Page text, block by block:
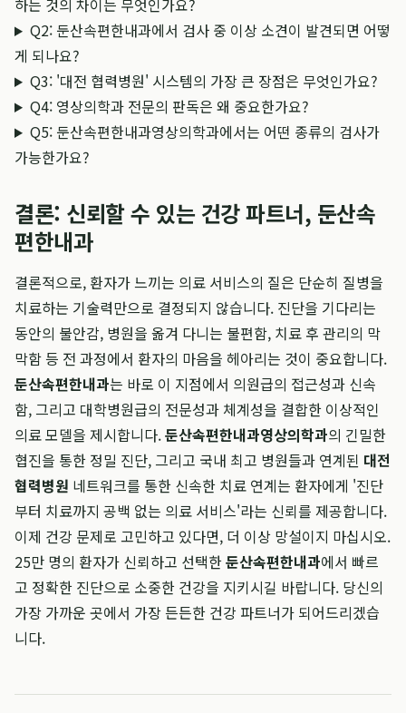
하는 것의 차이는 무엇인가요?
Q2: 둔산속편한내과에서 검사 중 이상 소견이 발견되면 어떻
게 되나요?
Q3: '대전 협력병원' 시스템의 가장 큰 장점은 무엇인가요?
Q4: 영상의학과 전문의 판독은 왜 중요한가요?
Q5: 둔산속편한내과영상의학과에서는 어떤 종류의 검사가
가능한가요?
결론: 신뢰할 수 있는 건강 파트너, 둔산속
편한내과
결론적으로, 환자가 느끼는 의료 서비스의 질은 단순히 질병을
치료하는 기술력만으로 결정되지 않습니다. 진단을 기다리는
동안의 불안감, 병원을 옮겨 다니는 불편함, 치료 후 관리의 막
막함 등 전 과정에서 환자의 마음을 헤아리는 것이 중요합니다.
둔산속편한내과는 바로 이 지점에서 의원급의 접근성과 신속
함, 그리고 대학병원급의 전문성과 체계성을 결합한 이상적인
의료 모델을 제시합니다.둔산속편한내과영상의학과의 긴밀한
협진을 통한 정밀 진단, 그리고 국내 최고 병원들과 연계된 대전
협력병원 네트워크를 통한 신속한 치료 연계는 환자에게 '진단
부터 치료까지 공백 없는 의료 서비스'라는 신뢰를 제공합니다.
이제 건강 문제로 고민하고 있다면, 더 이상 망설이지 마십시오.
25만 명의 환자가 신뢰하고 선택한둔산속편한내과에서 빠르
고 정확한 진단으로 소중한 건강을 지키시길 바랍니다. 당신의
가장 가까운 곳에서 가장 든든한 건강 파트너가 되어드리겠습
니다.